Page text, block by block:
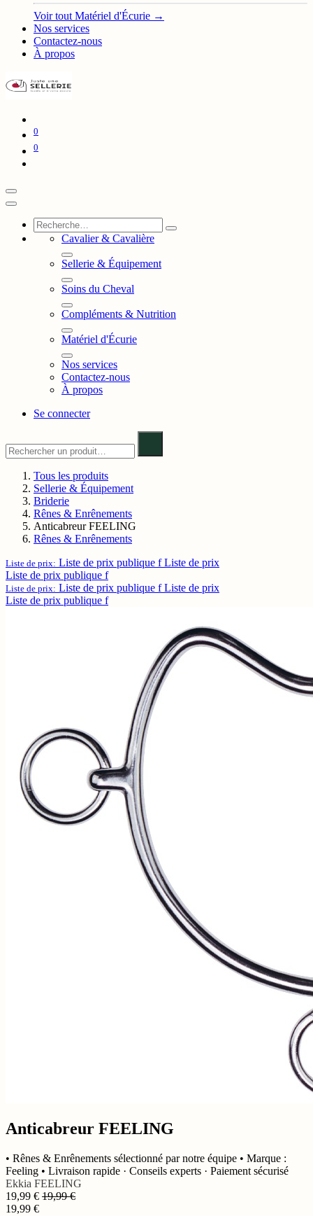
Voir tout Matériel d'Écurie →
Nos services
Contactez-nous
À propos
0
0
Cavalier & Cavalière
Sellerie & Équipement
Soins du Cheval
Compléments & Nutrition
Matériel d'Écurie
Nos services
Contactez-nous
À propos
Se connecter
Tous les produits
Sellerie & Équipement
Briderie
Rênes & Enrênements
Anticabreur FEELING
Rênes & Enrênements
Liste de prix: Liste de prix publique f Liste de prix
Liste de prix publique f
Liste de prix: Liste de prix publique f Liste de prix
Liste de prix publique f
Anticabreur FEELING
• Rênes & Enrênements sélectionné par notre équipe • Marque :
Feeling • Livraison rapide · Conseils experts · Paiement sécurisé
Ekkia FEELING
19,99 € 19,99€
19,99 €